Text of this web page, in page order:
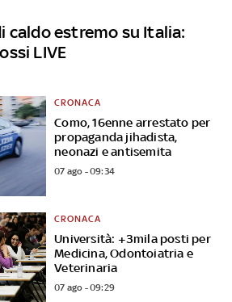
caldo estremo su Italia:
LIVE
Como, 16enne arrestato per
propaganda jihadista,
neonazi e antisemita
CRONACA
07 ago - 09:34
Università: +3mila posti per
Medicina, Odontoiatria e
Veterinaria
CRONACA
07 ago - 09:29